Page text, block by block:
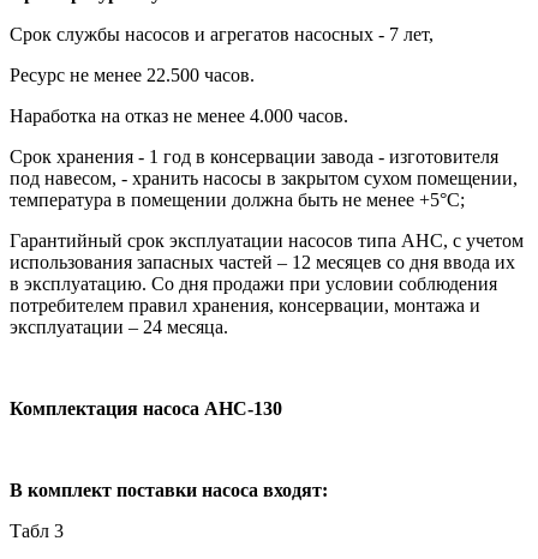
Срок службы насосов и агрегатов насосных - 7 лет,
Ресурс не менее 22.500 часов.
Наработка на отказ не менее 4.000 часов.
Срок хранения - 1 год в консервации завода - изготовителя
под навесом, - хранить насосы в закрытом сухом помещении,
температура в помещении должна быть не менее +5°С;
Гарантийный срок эксплуатации насосов типа АНС, с учетом
использования запасных частей – 12 месяцев со дня ввода их
в эксплуатацию. Со дня продажи при условии соблюдения
потребителем правил хранения, консервации, монтажа и
эксплуатации – 24 месяца.
Комплектация насоса АНС-130
В комплект поставки насоса входят:
Табл 3